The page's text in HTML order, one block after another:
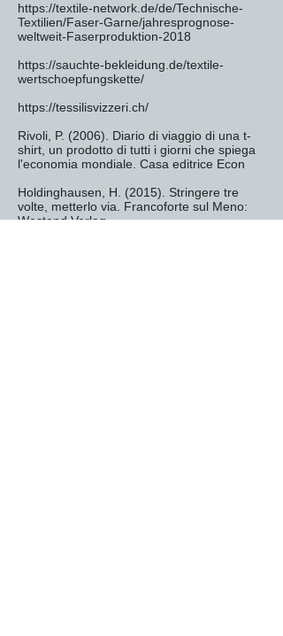
https://textile-network.de/de/Technische-
Textilien/Faser-Garne/jahresprognose-
weltweit-Faserproduktion-2018
https://sauchte-bekleidung.de/textile-
wertschoepfungskette/
https://tessilisvizzeri.ch/
Rivoli, P. (2006). Diario di viaggio di una t-
shirt, un prodotto di tutti i giorni che spiega
l'economia mondiale. Casa editrice Econ
Holdinghausen, H. (2015). Stringere tre
volte, metterlo via. Francoforte sul Meno:
Westend Verlag